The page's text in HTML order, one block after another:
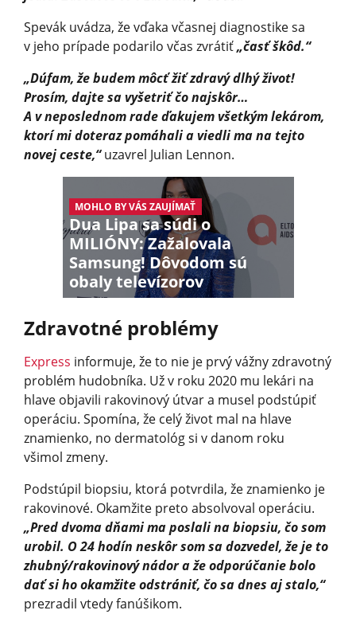
Spevák uvádza, že vďaka včasnej diagnostike sa
v jeho prípade podarilo včas zvrátiť„časť škôd.“
„Dúfam, že budem môcť žiť zdravý dlhý život!
Prosím, dajte sa vyšetriť čo najskôr…
A v neposlednom rade ďakujem všetkým lekárom,
ktorí mi doteraz pomáhali a viedli ma na tejto
novej ceste,“uzavrel Julian Lennon.
MOHLO BY VÁS ZAUJÍMAŤ
Dua Lipa sa súdi o
MILIÓNY: Zažalovala
Samsung! Dôvodom sú
obaly televízorov
Zdravotné problémy
Express informuje, že to nie je prvý vážny zdravotný
problém hudobníka. Už v roku 2020 mu lekári na
hlave objavili rakovinový útvar a musel podstúpiť
operáciu. Spomína, že celý život mal na hlave
znamienko, no dermatológ si v danom roku
všimol zmeny.
Podstúpil biopsiu, ktorá potvrdila, že znamienko je
rakovinové. Okamžite preto absolvoval operáciu.
„Pred dvoma dňami ma poslali na biopsiu, čo som
urobil. O 24 hodín neskôr som sa dozvedel, že je to
zhubný/rakovinový nádor a že odporúčanie bolo
dať si ho okamžite odstrániť, čo sa dnes aj stalo,“
prezradil vtedy fanúšikom.